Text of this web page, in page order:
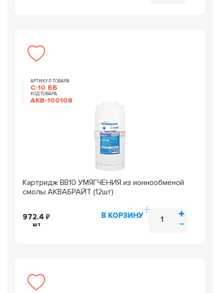
АРТИКУЛ ТОВАРА:
С-10 ББ
КОД ТОВАРА:
AKB-100108
Картридж ВВ10 УМЯГЧЕНИЯ из ионнообменой
смолы АКВАБРАЙТ (12шт)
972.4
шт
В КОРЗИНУ